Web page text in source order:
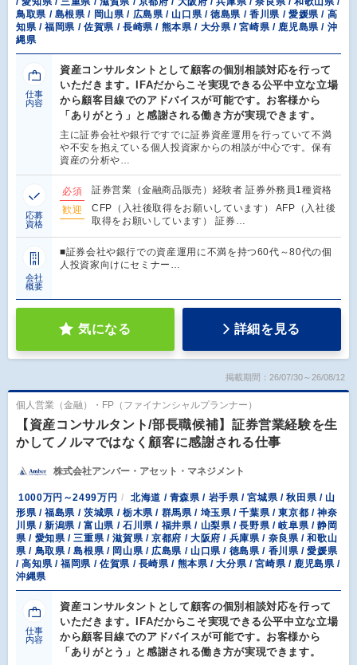
鳥取県 / 島根県 / 岡山県 / 広島県 / 山口県 / 徳島県 / 香川県 / 愛媛県 / 高
知県 / 福岡県 / 佐賀県 / 長崎県 / 熊本県 / 大分県 / 宮崎県 / 鹿児島県 / 沖
縄県
仕事
内容
資産コンサルタントとして顧客の個別相談対応を行って
いただきます。IFAだからこそ実現できる公平中立な立場
から顧客目線でのアドバイスが可能です。お客様から
「ありがとう」と感謝される働き方が実現できます。
主に証券会社や銀行ですでに証券資産運用を行っていて不満
や不安を抱えている個人投資家からの相談が中心です。保有
資産の分析や…
応募
資格
必須
証券営業（金融商品販売）経験者 証券外務員1種資格
歓迎
CFP（入社後取得をお願いしています） AFP（入社後
取得をお願いしています） 証券…
会社
概要
■証券会社や銀行での資産運用に不満を持つ60代～80代の個
人投資家向けにセミナー…
気になる 詳細を見る
掲載期間：26/07/30～26/08/12
個人営業（金融）・FP（ファイナンシャルプランナー）
【資産コンサルタント/部長職候補】証券営業経験を生
かしてノルマではなく顧客に感謝される仕事
株式会社アンバー・アセット・マネジメント
1000万円～2499万円
北海道 / 青森県 / 岩手県 / 宮城県 / 秋田県 / 山
形県 / 福島県 / 茨城県 / 栃木県 / 群馬県 / 埼玉県 / 千葉県 / 東京都 / 神奈
川県 / 新潟県 / 富山県 / 石川県 / 福井県 / 山梨県 / 長野県 / 岐阜県 / 静岡
県 / 愛知県 / 三重県 / 滋賀県 / 京都府 / 大阪府 / 兵庫県 / 奈良県 / 和歌山
県 / 鳥取県 / 島根県 / 岡山県 / 広島県 / 山口県 / 徳島県 / 香川県 / 愛媛県
/ 高知県 / 福岡県 / 佐賀県 / 長崎県 / 熊本県 / 大分県 / 宮崎県 / 鹿児島県 /
沖縄県
仕事
内容
資産コンサルタントとして顧客の個別相談対応を行って
いただきます。IFAだからこそ実現できる公平中立な立場
から顧客目線でのアドバイスが可能です。お客様から
「ありがとう」と感謝される働き方が実現できます。